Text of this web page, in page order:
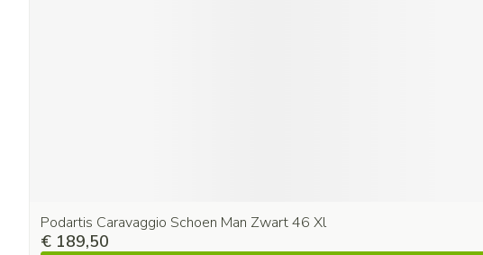
Podartis Caravaggio Schoen Man Zwart 46 Xl
€ 189,50